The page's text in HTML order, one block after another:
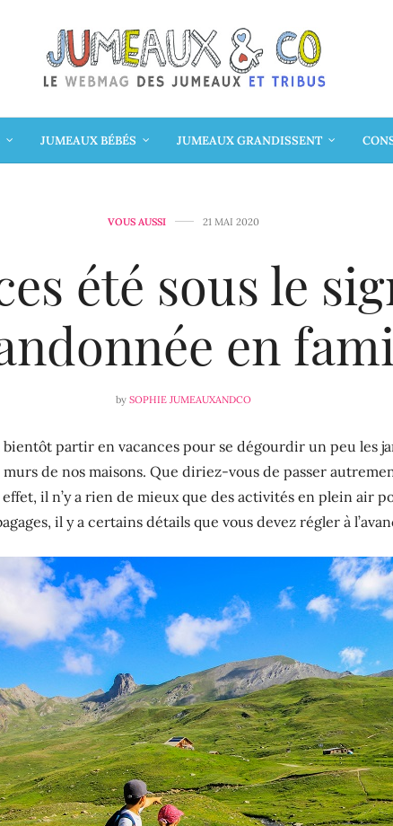
JUMEAUX BÉBÉS JUMEAUX GRANDISSENT
VOUS AUSSI 21 MAI 2020
été sous le
en
by SOPHIE JUMEAUXANDCO
partir en vacances pour se dégourdir un peu les
de nos maisons. Que diriez-vous de passer
il n’y a rien de mieux que des activités en plein air
il y a certains détails que vous devez régler à